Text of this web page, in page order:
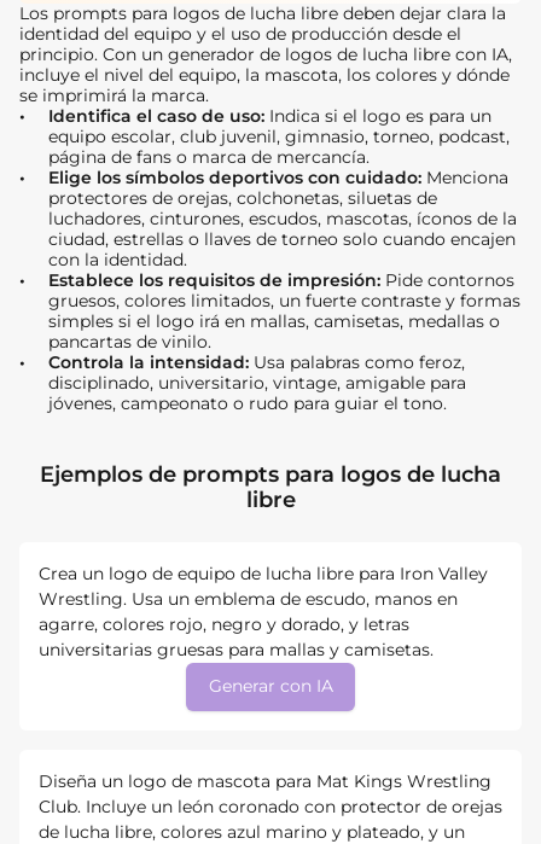
Los prompts para logos de lucha libre deben dejar clara la
identidad del equipo y el uso de producción desde el
principio. Con un generador de logos de lucha libre con IA,
incluye el nivel del equipo, la mascota, los colores y dónde
se imprimirá la marca.
Identifica el caso de uso: Indica si el logo es para un
equipo escolar, club juvenil, gimnasio, torneo, podcast,
página de fans o marca de mercancía.
Elige los símbolos deportivos con cuidado: Menciona
protectores de orejas, colchonetas, siluetas de
luchadores, cinturones, escudos, mascotas, íconos de la
ciudad, estrellas o llaves de torneo solo cuando encajen
con la identidad.
Establece los requisitos de impresión: Pide contornos
gruesos, colores limitados, un fuerte contraste y formas
simples si el logo irá en mallas, camisetas, medallas o
pancartas de vinilo.
Controla la intensidad: Usa palabras como feroz,
disciplinado, universitario, vintage, amigable para
jóvenes, campeonato o rudo para guiar el tono.
Ejemplos de prompts para logos de lucha
libre
Crea un logo de equipo de lucha libre para Iron Valley
Wrestling. Usa un emblema de escudo, manos en
agarre, colores rojo, negro y dorado, y letras
universitarias gruesas para mallas y camisetas.
Generar con IA
Diseña un logo de mascota para Mat Kings Wrestling
Club. Incluye un león coronado con protector de orejas
de lucha libre, colores azul marino y plateado, y un